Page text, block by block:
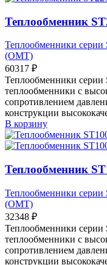
Теплообменник
Теплообменники серии
(OMT)
60317 ₽
Теплообменники
теплообменники с
сопротивлением
конструкции
В корзину
Теплообменник
Теплообменники серии
(OMT)
32348 ₽
Теплообменники
теплообменники с
сопротивлением
конструкции